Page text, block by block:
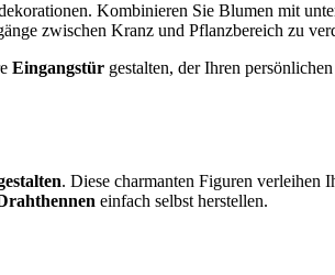
Kombinieren Sie Blumen mit
zwischen Kranz und Pflanzbereich zu
Eingangstür gestalten, der Ihren
. Diese charmanten Figuren verleihen
einfach selbst herstellen.